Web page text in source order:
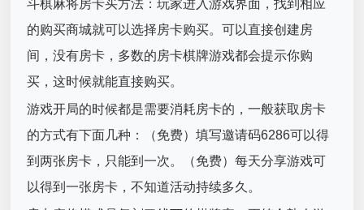
斗棋麻将房卡买方法：玩家进入游戏界面，找到相应
的购买商城就可以选择房卡购买。可以直接创建房
间，没有房卡，多数的房卡棋牌游戏都会提示你购
买，这时候就能直接购买。
游戏开局的时候都是需要消耗房卡的，一般获取房卡
的方式有下面几种：（免费）填写邀请码6286可以得
到两张房卡，只能到一次。（免费）每天分享游戏可
以得到一张房卡，不知道活动持续多久。